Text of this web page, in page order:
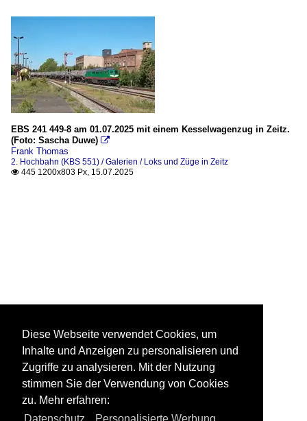
EBS 241 449-8 am 01.07.2025 mit einem Kesselwagenzug in Zeitz.
(Foto: Sascha Duwe) 
Frank Thomas
2. Hochbahn (KBS 551) / Galerien / Loks und Züge in Zeitz
 445 1200x803 Px, 15.07.2025
Diese Webseite verwendet Cookies, um
Inhalte und Anzeigen zu personalisieren und
Zugriffe zu analysieren. Mit der Nutzung
stimmen Sie der Verwendung von Cookies
zu. Mehr erfahren: